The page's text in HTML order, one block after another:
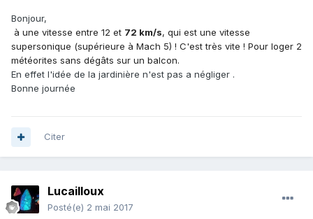
Bonjour,
à une vitesse entre 12 et 72 km/s, qui est une vitesse
supersonique (supérieure à Mach 5) ! C'est très vite ! Pour loger 2
météorites sans dégâts sur un balcon.
En effet l'idée de la jardinière n'est pas a négliger .
Bonne journée
Citer
Lucailloux
Posté(e) 2 mai 2017